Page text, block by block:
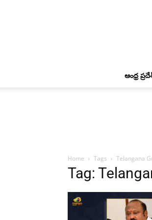
ఆంధ్ర
Home Tags Telangana
Tag: